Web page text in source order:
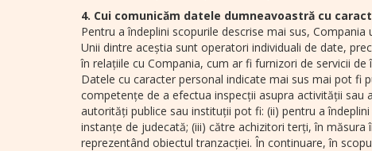
4. Cui comunicăm datele dumneavoastră cu
Pentru a îndeplini scopurile descrise mai sus,
Unii dintre aceștia sunt operatori individuali de date,
în relațiile cu Compania, cum ar fi furnizori de servicii
Datele cu caracter personal indicate mai sus mai pot fi
competențe de a efectua inspecții asupra activității
autorități publice sau instituții pot fi: (ii) pentru a
instanțe de judecată; (iii) către achizitori terți, în
reprezentând obiectul tranzacției. În continuare, în